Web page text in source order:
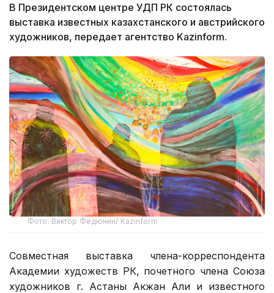
В Президентском центре УДП РК состоялась
выставка известных казахстанского и австрийского
художников, передает агентство Kazinform.
Фото: Виктор Федюнин/ Kazinform
Совместная выставка члена-корреспондента
Академии художеств РК, почетного члена Союза
художников г. Астаны Акжан Али и известного